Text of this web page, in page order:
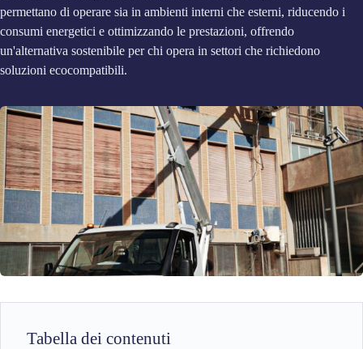
permettano di operare sia in ambienti interni che esterni, riducendo i
consumi energetici e ottimizzando le prestazioni, offrendo
un'alternativa sostenibile per chi opera in settori che richiedono
soluzioni ecocompatibili.
Tabella dei contenuti